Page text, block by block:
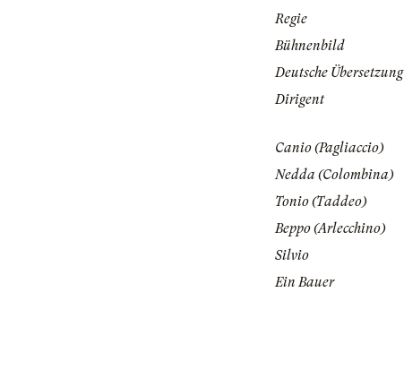
Regie
Bühnenbild
Deutsche Übersetzung
Dirigent
Canio (Pagliaccio)
Nedda (Colombina)
Tonio (Taddeo)
Beppo (Arlecchino)
Silvio
Ein Bauer